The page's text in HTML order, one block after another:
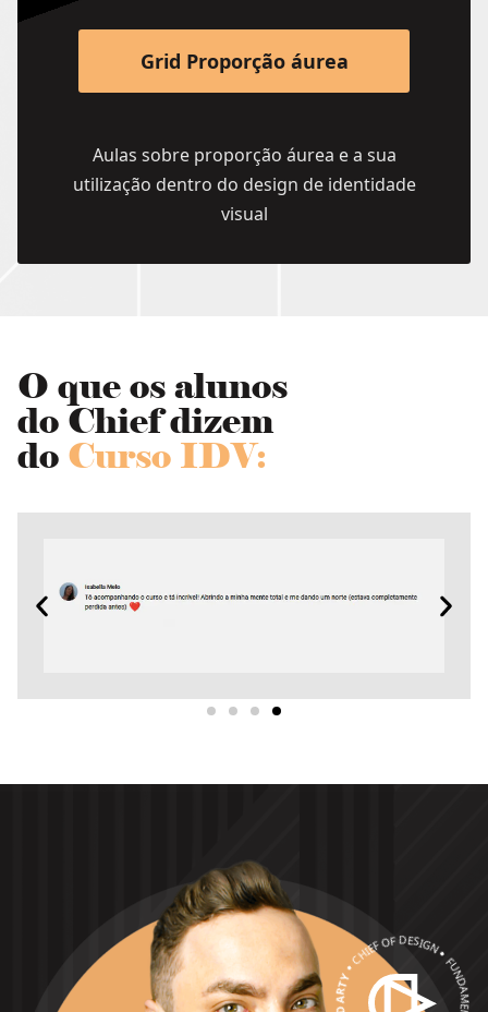
Grid Proporção áurea
Aulas sobre proporção áurea e a sua
utilização dentro do design de identidade
visual
O que os alunos
do Chief dizem
do Curso IDV: